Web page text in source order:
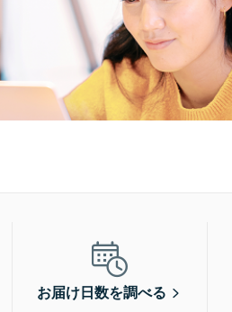
お届け日数を調べる